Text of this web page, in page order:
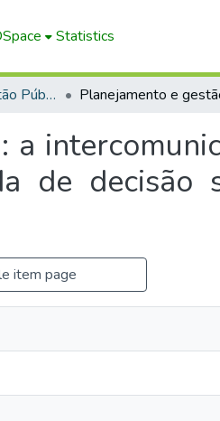
Statistics
Tecnologia em Gestão Pública (EaD)
de decisão
item page